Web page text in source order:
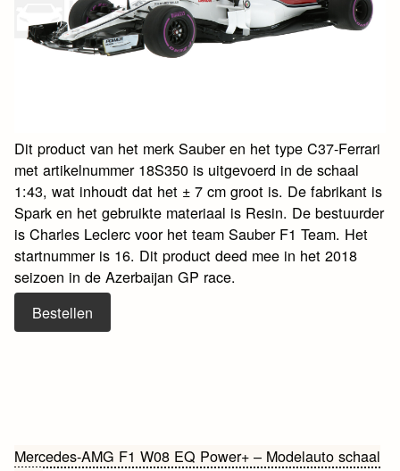
Dit product van het merk Sauber en het type C37-Ferrari
met artikelnummer 18S350 is uitgevoerd in de schaal
1:43, wat inhoudt dat het ± 7 cm groot is. De fabrikant is
Spark en het gebruikte materiaal is Resin. De bestuurder
is Charles Leclerc voor het team Sauber F1 Team. Het
startnummer is 16. Dit product deed mee in het 2018
seizoen in de Azerbaijan GP race.
Bestellen
Bericht
Mercedes-AMG F1 W08 EQ Power+ – Modelauto schaal